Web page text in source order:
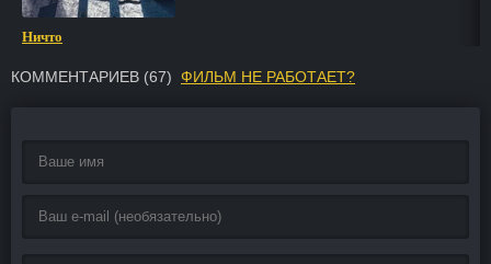
Ничто
КОММЕНТАРИЕВ (67) ФИЛЬМ НЕ РАБОТАЕТ?